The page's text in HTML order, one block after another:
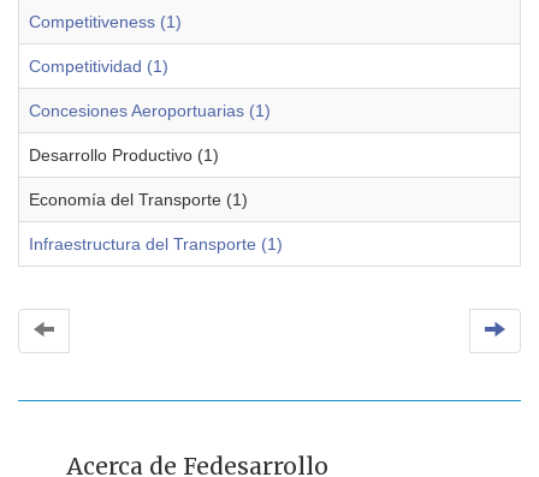
Competitiveness (1)
Competitividad (1)
Concesiones Aeroportuarias (1)
Desarrollo Productivo (1)
Economía del Transporte (1)
Infraestructura del Transporte (1)
Acerca de Fedesarrollo